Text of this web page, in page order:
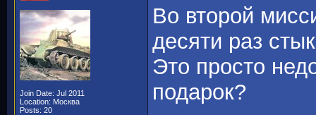
Join Date: Jul 2011
Location: Москва
Posts: 20
Во второй
десяти раз
Это просто
подарок?